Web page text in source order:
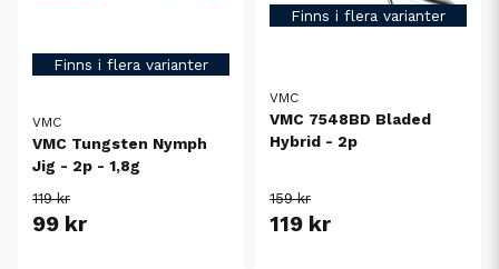
Finns i flera varianter
VMC
VMC Tungsten Nymph
Jig - 2p - 1,8g
119 kr
99 kr
Finns i flera varianter
VMC
VMC 7548BD Bladed
Hybrid - 2p
159 kr
119 kr